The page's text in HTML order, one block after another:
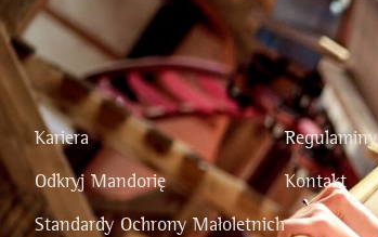
Kariera
Regulaminy
Odkryj Mandorię
Kontakt
Standardy Ochrony Małoletnich